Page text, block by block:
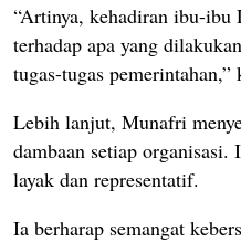
“Artinya, kehadiran ibu-
terhadap apa yang
tugas-tugas pemerintahan,”
Lebih lanjut, Munafri
dambaan setiap
layak dan representatif.
Ia berharap semangat